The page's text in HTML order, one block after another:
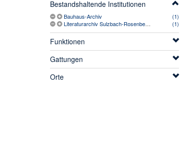
Bestandshaltende Institutionen
Bauhaus-Archiv
(1)
Literaturarchiv Sulzbach-Rosenberg, Literaturhaus Oberpfalz
(1)
Funktionen
Gattungen
Orte